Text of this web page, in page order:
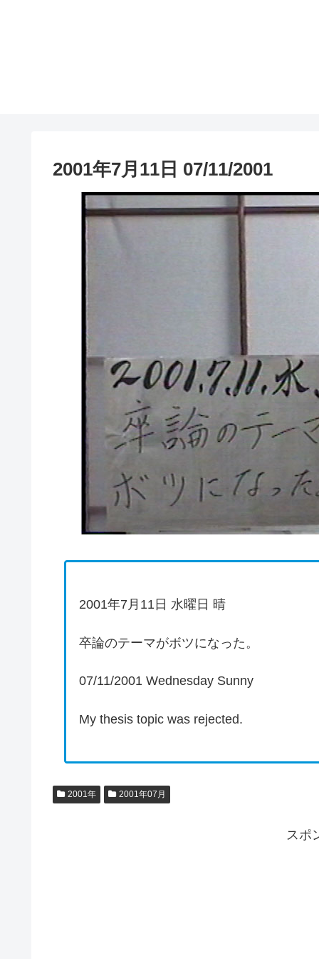
2001年7月11日 07/11/2001
2001年7月11日 水曜日 晴
卒論のテーマがボツになった。
07/11/2001 Wednesday Sunny
My thesis topic was rejected.
2001年 2001年07月
スポ